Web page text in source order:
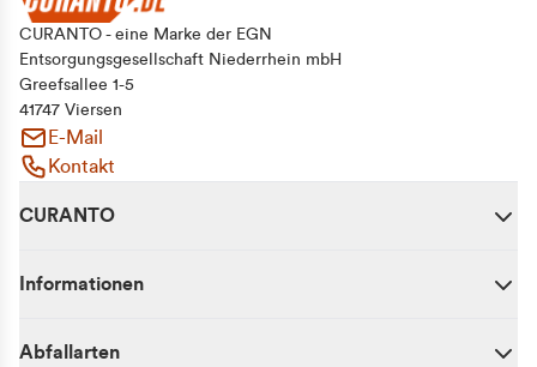
CURANTO - eine Marke der EGN
Entsorgungsgesellschaft Niederrhein mbH
Greefsallee 1-5
41747 Viersen
E-Mail
Kontakt
CURANTO
Informationen
Abfallarten